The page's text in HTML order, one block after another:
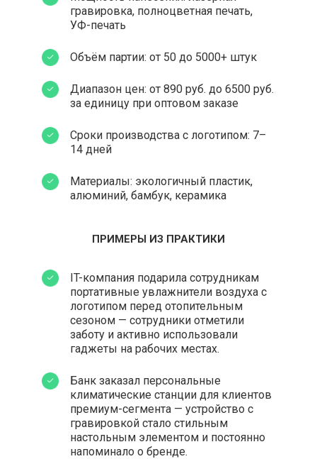
гравировка, полноцветная печать,
УФ-печать
Объём партии: от 50 до 5000+ штук
Диапазон цен: от 890 руб. до 6500 руб.
за единицу при оптовом заказе
Сроки производства с логотипом: 7–
14 дней
Материалы: экологичный пластик,
алюминий, бамбук, керамика
ПРИМЕРЫ ИЗ ПРАКТИКИ
IT-компания подарила сотрудникам
портативные увлажнители воздуха с
логотипом перед отопительным
сезоном — сотрудники отметили
заботу и активно использовали
гаджеты на рабочих местах.
Банк заказал персональные
климатические станции для клиентов
премиум-сегмента — устройство с
гравировкой стало стильным
настольным элементом и постоянно
напоминало о бренде.